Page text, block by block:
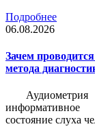
Подробнее
06.08.2026
Зачем
метода
информативное
состояние слуха